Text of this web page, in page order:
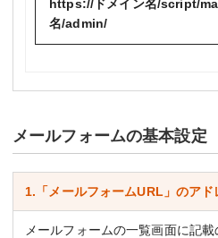
https://ドメイン名/script/
名/admin/
メールフォームの基本設定
1.「メールフォームURL」のアド
メールフォームの一覧画面に記